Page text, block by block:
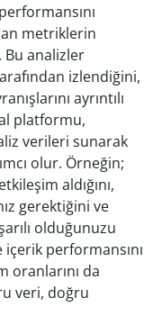
metriklerin
Bu analizler
izlendiğini,
ayrıntılı
platformu,
verileri sunarak
olur. Örneğin;
aldığını,
gerektiğini ve
olduğunuzu
performansını
oranlarını da
veri, doğru